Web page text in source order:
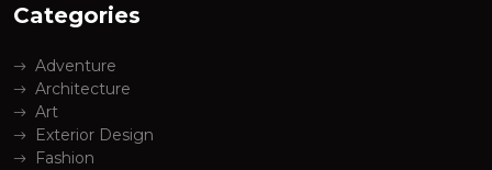
Categories
Adventure
Architecture
Art
Exterior Design
Fashion